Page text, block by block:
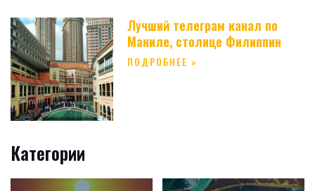
Лучший телеграм канал по
Маниле, столице Филиппин
ПОДРОБНЕЕ »
Категории